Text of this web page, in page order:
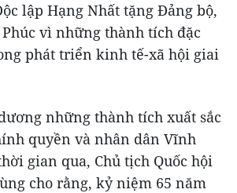
lập Hạng Nhất tặng Đảng bộ,
vì những thành tích đặc
phát triển kinh tế-xã hội giai
những thành tích xuất sắc
quyền và nhân dân Vĩnh
gian qua, Chủ tịch Quốc hội
cho rằng, kỷ niệm 65 năm